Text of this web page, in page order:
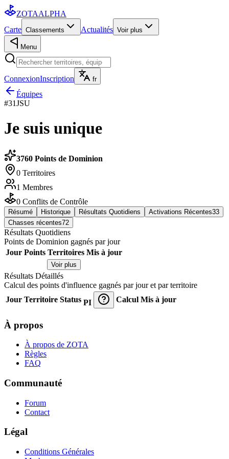
ZOTAALPHA
Carte Classements Actualités Voir plus
Menu
ConnexionInscription fr
Équipes
#31JSU
Je suis unique
3760 Points de Dominion
0 Territoires
1 Membres
0 Conflits de Contrôle
Résumé Historique Résultats Quotidiens Activations Récentes33
Chasses récentes72
Résultats Quotidiens
Points de Dominion gagnés par jour
Jour Points Territoires Mis à jour
Voir plus
Résultats Détaillés
Calcul des points d'influence gagnés par jour et par territoire
Jour Territoire Status PI Calcul Mis à jour
À propos
À propos de ZOTA
Règles
FAQ
Communauté
Forum
Contact
Légal
Conditions Générales